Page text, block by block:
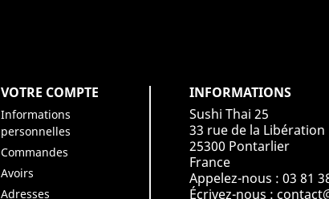
VOTRE COMPTE
Informations
personnelles
Commandes
Avoirs
Adresses
INFORMATIONS
Sushi Thai 25
33 rue de la Libération
25300 Pontarlier
France
Appelez-nous : 03 81
Écrivez-nous :